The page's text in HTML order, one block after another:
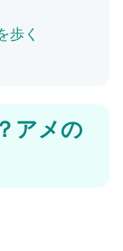
歩く
アメの